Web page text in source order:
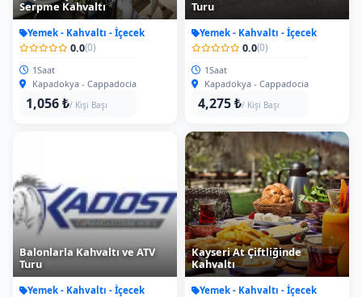
Serpme Kahvaltı
Yemek - Kahvaltı - İçecek
0.0(0)
1Saat
Kapadokya - Cappadocia
1,056 ₺/ Kişi Başı
Turu
Yemek - Kahvaltı - İçecek
0.0(0)
1Saat
Kapadokya - Cappadocia
4,275 ₺/ Kişi Başı
Balonlarla Kahvaltı ve ATV
Turu
Yemek - Kahvaltı - İçecek
Kayseri At Çiftliğinde
Kahvaltı
Yemek - Kahvaltı - İçecek